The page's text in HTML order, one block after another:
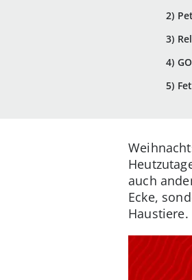
2)
3)
4)
5)
auch
Ecke,
Haustiere.